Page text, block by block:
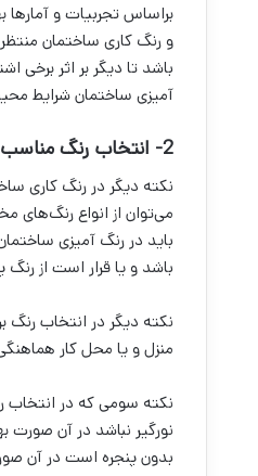
براساس تجربیات و
و رنگ کاری ساختمان
باشد تا دیگر بر اثر برخی
آمیزی ساختمان شرایط
2- انتخاب رنگ مناسب
نکته دیگر در رنگ کاری
می‌‌توان از انواع رنگ‌‌های
باید در رنگ آمیزی
باشد و یا قرار است از
نکته دیگر در انتخاب
منزل و یا محل کار
نکته سومی که در انتخاب
نورگیر نباشد در آن صورت
بدون پنجره است در آن